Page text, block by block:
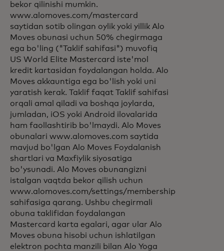
bekor qilinishi mumkin.
www.alomoves.com/mastercard
saytidan sotib olingan oylik yoki yillik Alo
Moves obunasi uchun 50% chegirmaga
ega bo'ling ("Taklif sahifasi") muvofiq
US World Elite Mastercard iste'mol
kredit kartasidan foydalangan holda. Alo
Moves akkauntiga ega bo'lish yoki uni
yaratish kerak. Taklif faqat Taklif sahifasi
orqali amal qiladi va boshqa joylarda,
jumladan, iOS yoki Android ilovalarida
ham faollashtirib bo'lmaydi. Alo Moves
obunalari www.alomoves.com saytida
mavjud bo'lgan Alo Moves Foydalanish
shartlari va Maxfiylik siyosatiga
bo'ysunadi. Alo Moves obunangizni
istalgan vaqtda bekor qilish uchun
www.alomoves.com/settings/membership
sahifasiga qarang. Ushbu chegirmali
obuna taklifidan foydalangan
Mastercard karta egalari, agar ular Alo
Moves obuna hisobi uchun ishlatilgan
elektron pochta manzili bilan Alo Yoga